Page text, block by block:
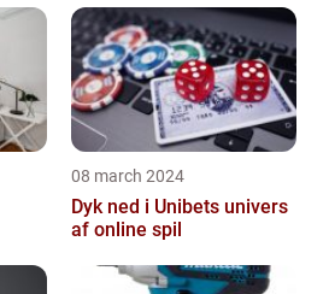
08 march 2024
Dyk ned i Unibets univers
af online spil